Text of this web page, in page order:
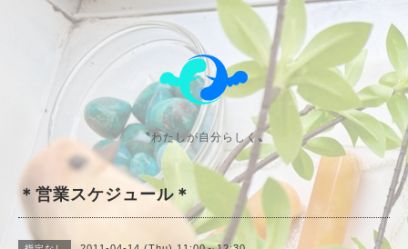
〝わたしが自分らしく〟
＊営業スケジュール＊